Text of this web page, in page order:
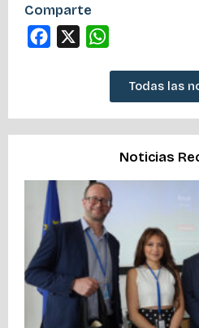
Comparte
Facebook
Todas las
Noticias